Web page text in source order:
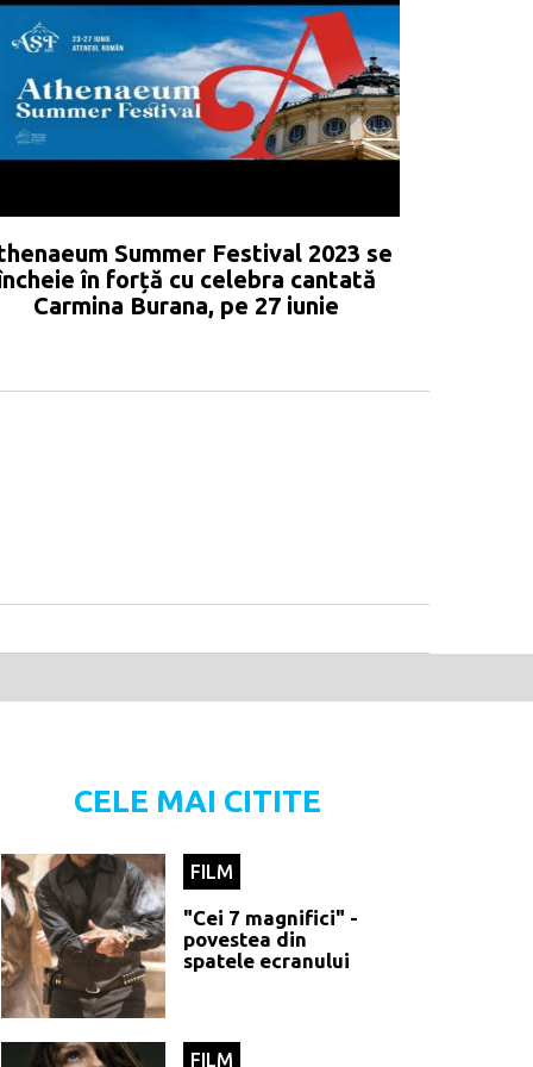
Summer Festival 2023 se
în forță cu celebra cantată
Carmina Burana, pe 27 iunie
CELE MAI CITITE
FILM
"Cei 7 magnifici" -
povestea din
spatele ecranului
FILM